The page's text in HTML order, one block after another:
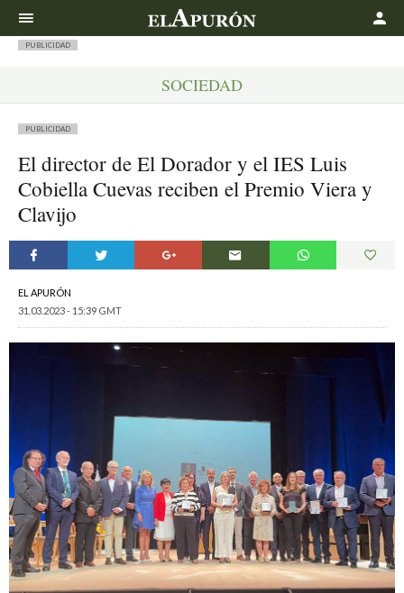
PUBLICIDAD
SOCIEDAD
PUBLICIDAD
El director de El Dorador y el IES Luis
Cobiella Cuevas reciben el Premio Viera y
Clavijo
EL APURÓN
31.03.2023 - 15:39 GMT